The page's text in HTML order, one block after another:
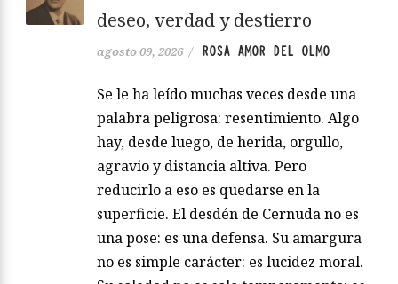
deseo, verdad y destierro
agosto 09, 2026 / ROSA AMOR DEL OLMO
Se le ha leído muchas veces desde una
palabra peligrosa: resentimiento. Algo
hay, desde luego, de herida, orgullo,
agravio y distancia altiva. Pero
reducirlo a eso es quedarse en la
superficie. El desdén de Cernuda no es
una pose: es una defensa. Su amargura
no es simple carácter: es lucidez moral.